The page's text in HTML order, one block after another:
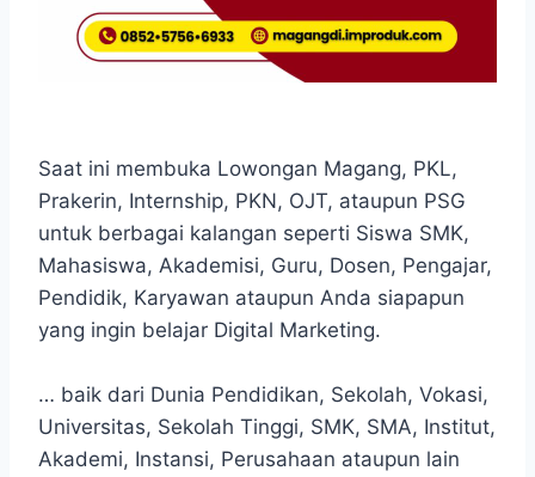
Saat ini membuka Lowongan Magang, PKL,
Prakerin, Internship, PKN, OJT, ataupun PSG
untuk berbagai kalangan seperti Siswa SMK,
Mahasiswa, Akademisi, Guru, Dosen, Pengajar,
Pendidik, Karyawan ataupun Anda siapapun
yang ingin belajar Digital Marketing.
… baik dari Dunia Pendidikan, Sekolah, Vokasi,
Universitas, Sekolah Tinggi, SMK, SMA, Institut,
Akademi, Instansi, Perusahaan ataupun lain